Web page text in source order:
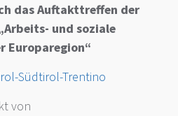
das Auftakttreffen der
und soziale
Südtirol-Trentino
von